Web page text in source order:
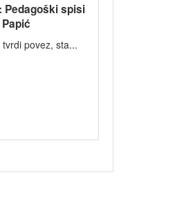
Pedagoški spisi
povez, sta...